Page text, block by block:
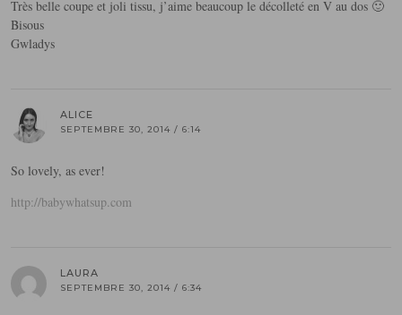
Très belle coupe et joli tissu, j’aime beaucoup le décolleté en V au dos 🙂
Bisous
Gwladys
ALICE
SEPTEMBRE 30, 2014 / 6:14
So lovely, as ever!
http://babywhatsup.com
LAURA
SEPTEMBRE 30, 2014 / 6:34